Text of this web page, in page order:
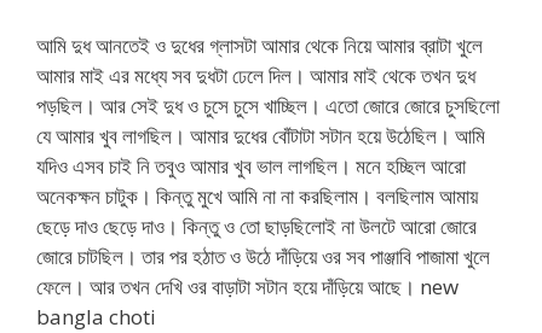
আমি দুধ আনতেই ও দুধের গ্লাসটা আমার থেকে নিয়ে আমার ব্রাটা খুলে
আমার মাই এর মধ্যে সব দুধটা ঢেলে দিল। আমার মাই থেকে তখন দুধ
পড়ছিল। আর সেই দুধ ও চুসে চুসে খাচ্ছিল। এতো জোরে জোরে চুসছিলো
যে আমার খুব লাগছিল। আমার দুধের বোঁটাটা সটান হয়ে উঠেছিল। আমি
যদিও এসব চাই নি তবুও আমার খুব ভাল লাগছিল। মনে হচ্ছিল আরো
অনেকক্ষন চাটুক। কিন্তু মুখে আমি না না করছিলাম। বলছিলাম আমায়
ছেড়ে দাও ছেড়ে দাও। কিন্তু ও তো ছাড়ছিলোই না উলটে আরো জোরে
জোরে চাটছিল। তার পর হঠাত ও উঠে দাঁড়িয়ে ওর সব পাঞ্জাবি পাজামা খুলে
ফেলে। আর তখন দেখি ওর বাড়াটা সটান হয়ে দাঁড়িয়ে আছে। new
bangla choti